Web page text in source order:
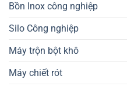
Bồn Inox công nghiệp
Silo Công nghiệp
Máy trộn bột khô
Máy chiết rót